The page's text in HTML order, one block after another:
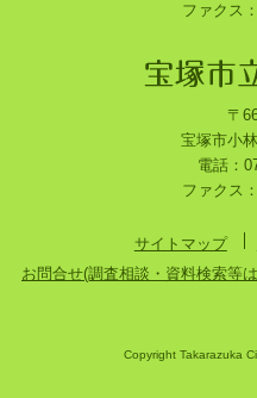
ファクス
〒
宝塚市小
電話：
ファクス
サイトマップ
お問合せ(調査相談・資料検索等
Copyright Takarazuka